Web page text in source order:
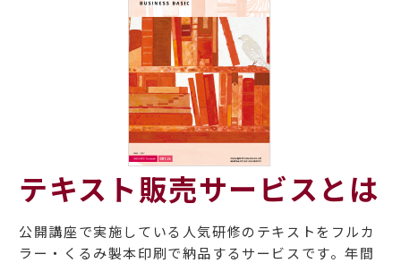
テキスト販売サービスとは
公開講座で実施している人気研修のテキストをフルカ
ラー・くるみ製本印刷で納品するサービスです。年間